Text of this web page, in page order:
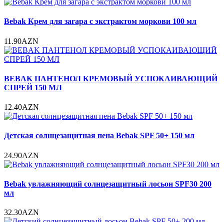
Bebak Крем для загара с экстрактом моркови 100 мл
11.90AZN
BEBAK ПАНТЕНОЛ КРЕМОВЫЙ УСПОКАИВАЮЩИЙ
СПРЕЙ 150 МЛ
12.40AZN
Детская солнцезащитная пена Bebak SPF 50+ 150 мл
24.90AZN
Bebak увлажняющий солнцезащитный лосьон SPF30 200
мл
32.30AZN